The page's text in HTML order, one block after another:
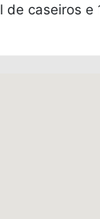
de caseiros